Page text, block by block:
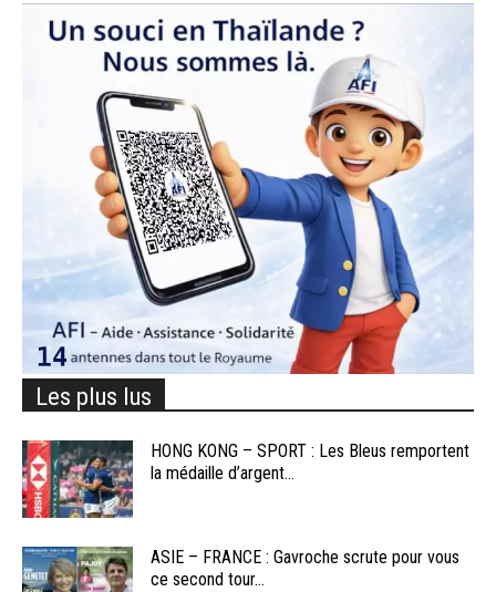
Les plus lus
HONG KONG – SPORT : Les Bleus remportent
la médaille d’argent...
ASIE – FRANCE : Gavroche scrute pour vous
ce second tour...